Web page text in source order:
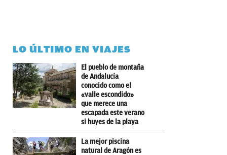
LO ÚLTIMO EN VIAJES
El pueblo de montaña
de Andalucía
conocido como el
«valle escondido»
que merece una
escapada este verano
si huyes de la playa
La mejor piscina
natural de Aragón es